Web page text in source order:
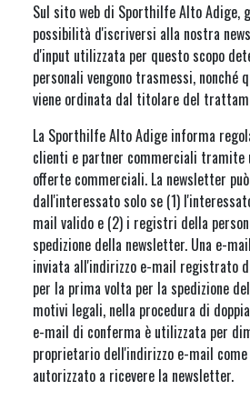
Sul sito web di Sporthilfe Alto Adige,
possibilità d'iscriversi alla nostra
d'input utilizzata per questo scopo
personali vengono trasmessi, nonché
viene ordinata dal titolare del
La Sporthilfe Alto Adige informa
clienti e partner commerciali tramite
offerte commerciali. La newsletter
dall'interessato solo se (1)
mail valido e (2) i registri della
spedizione della newsletter. Una e-
inviata all'indirizzo e-mail registrato
per la prima volta per la spedizione
motivi legali, nella procedura di
e-mail di conferma è utilizzata per
proprietario dell'indirizzo e-mail
autorizzato a ricevere la newsletter.